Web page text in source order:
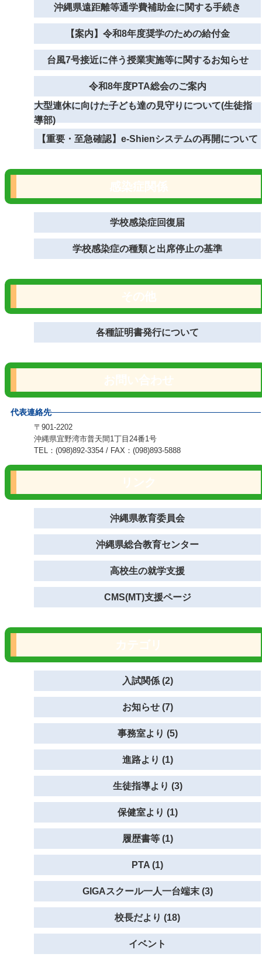
沖縄県遠距離等通学費補助金に関する手続き
【案内】令和8年度奨学のための給付金
台風7号接近に伴う授業実施等に関するお知らせ
令和8年度PTA総会のご案内
大型連休に向けた子ども達の見守りについて(生徒指
導部)
【重要・至急確認】e-Shienシステムの再開について
学校感染症回復届
学校感染症の種類と出席停止の基準
各種証明書発行について
代表連絡先
〒901-2202
沖縄県宜野湾市普天間1丁目24番1号
TEL：(098)892-3354 / FAX：(098)893-5888
沖縄県教育委員会
沖縄県総合教育センター
高校生の就学支援
CMS(MT)支援ページ
入試関係 (2)
お知らせ (7)
事務室より (5)
進路より (1)
生徒指導より (3)
保健室より (1)
履歴書等 (1)
PTA (1)
GIGAスクール一人一台端末 (3)
校長だより (18)
イベント